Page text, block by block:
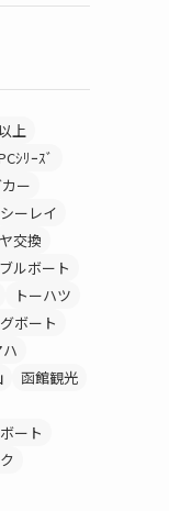
上
ｼﾘｰｽﾞ
ー
シーレイ
交換
ルボート
トーハツ
ボート
函館観光
ート